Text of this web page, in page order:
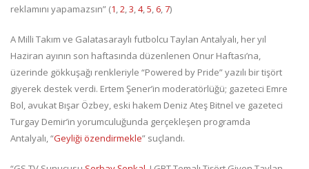
reklamını yapamazsın” (1,2,3,4,5, 6,7)
A Milli Takım ve Galatasaraylı futbolcu Taylan Antalyalı, her yıl
Haziran ayının son haftasında düzenlenen Onur Haftası’na,
üzerinde gökkuşağı renkleriyle “Powered by Pride” yazılı bir tişört
giyerek destek verdi. Ertem Şener’in moderatörlüğü; gazeteci Emre
Bol, avukat Bışar Özbey, eski hakem Deniz Ateş Bitnel ve gazeteci
Turgay Demir’in yorumculuğunda gerçekleşen programda
Antalyalı, “Geyliği özendirmekle” suçlandı.